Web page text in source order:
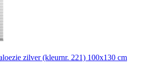
zilver (kleurnr. 221) 100x130 cm